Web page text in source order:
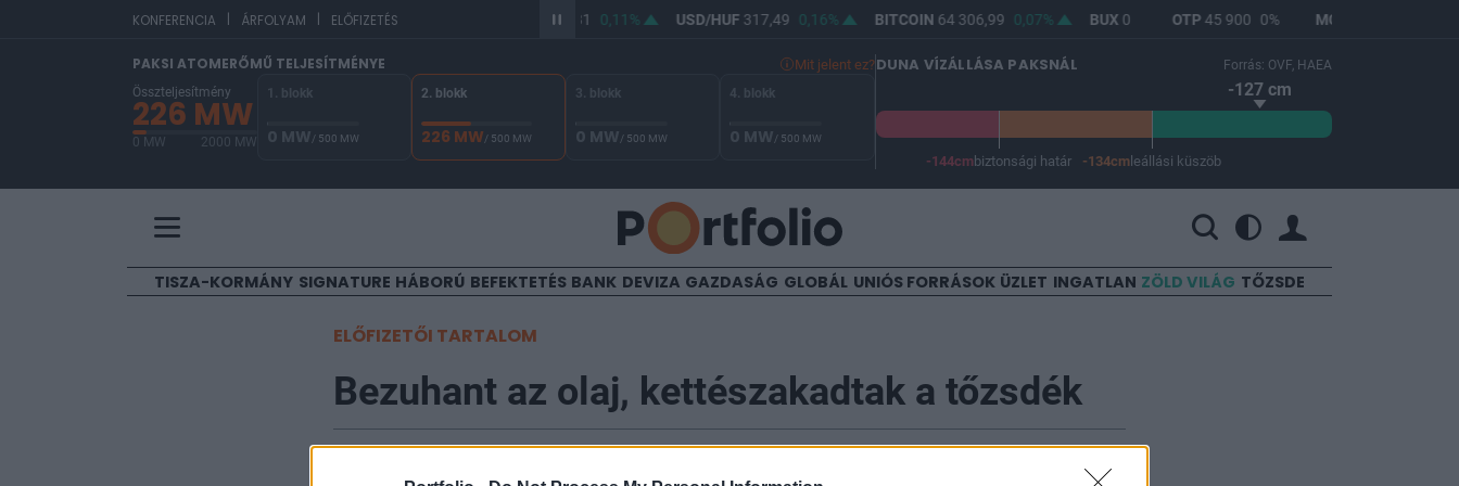
KONFERENCIA | ÁRFOLYAM | ELŐFIZETÉS 365,81 0,11% USD/HUF317,49 0,16% BITCOIN64 306,99 0,07% BUX0 OTP 45 900 0% MOL
PAKSI ATOMERŐMŰ TELJESÍTMÉNYE Mit jelent ez?
Összteljesítmény
226 MW
0 MW 2000 MW
1. blokk
0 MW/ 500 MW
2. blokk
226 MW/ 500 MW
3. blokk
0 MW/ 500 MW
4. blokk
0 MW/ 500 MW
DUNA VÍZÁLLÁSA PAKSNÁL Forrás: OVF, HAEA
-127 cm
-144cm biztonsági határ -134cm leállási küszöb
TISZA-KORMÁNY SIGNATURE HÁBORÚ BEFEKTETÉS BANK DEVIZA GAZDASÁG GLOBÁL UNIÓS FORRÁSOK ÜZLET INGATLAN ZÖLD VILÁG TŐZSDE
ELŐFIZETŐI TARTALOM
Bezuhant az olaj, kettészakadtak a tőzsdék
Portfolio
2025. május 05. 22:00